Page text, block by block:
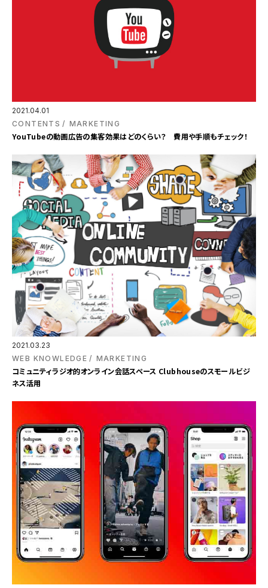
2021.04.01
CONTENTS
MARKETING
YouTubeの動画広告の集客効果はどのくらい？ 費用や手順もチェック！
2021.03.23
WEB KNOWLEDGE
MARKETING
コミュニティラジオ的オンライン会話スペース Clubhouseのスモールビジ
ネス活用